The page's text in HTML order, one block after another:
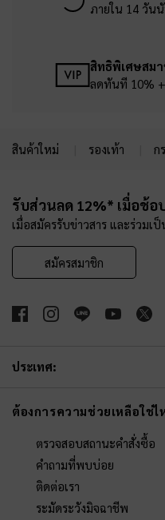
ภายใน 14 วัน
สิทธิพิเศษสมา
ลดทันที 10%
สินค้าใหม่ รองเท้า ก
รับส่วนลด 12%* เมื่อช้อ
เมื่อสมัครรับข่าวสาร และร่วมเป็
สมัครสมาชิก
ประเทศ:
ต้องการความช่วยเหลือใช่ไ
ตรวจสอบสถานะคำสั่งซื้อ
คำถามที่พบบ่อย
ติดต่อเรา
ระมัดระวังมิจฉาชีพ